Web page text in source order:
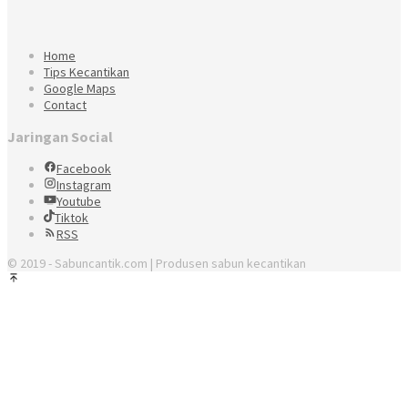
Home
Tips Kecantikan
Google Maps
Contact
Jaringan Social
Facebook
Instagram
Youtube
Tiktok
RSS
© 2019 - Sabuncantik.com | Produsen sabun kecantikan